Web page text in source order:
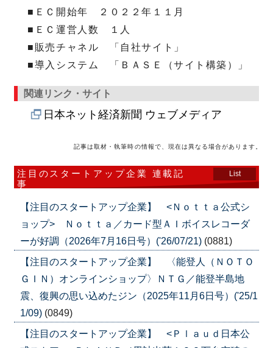
■ＥＣ開始年 ２０２２年１１月
■ＥＣ運営人数 １人
■販売チャネル 「自社サイト」
■導入システム 「ＢＡＳＥ（サイト構築）」
関連リンク・サイト
日本ネット経済新聞 ウェブメディア
記事は取材・執筆時の情報で、現在は異なる場合があります。
注目のスタートアップ企業 連載記
事
List
【注目のスタートアップ企業】 <Ｎｏｔｔａ公式シ
ョップ> Ｎｏｔｔａ／カード型ＡＩボイスレコーダ
ーが好調（2026年7月16日号）('26/07/21) (0881)
【注目のスタートアップ企業】 〈能登人（ＮＯＴＯ
ＧＩＮ）オンラインショップ〉ＮＴＧ／能登半島地
震、復興の思い込めたジン（2025年11月6日号）('25/1
1/09) (0849)
【注目のスタートアップ企業】 <Ｐｌａｕｄ日本公